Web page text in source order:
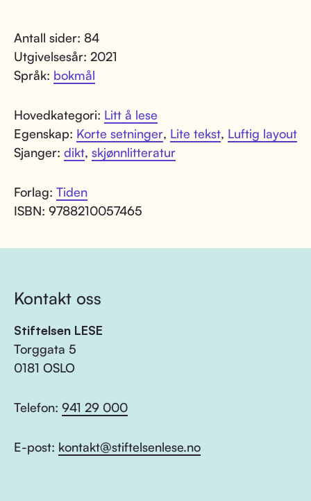
Antall sider: 84
Utgivelsesår: 2021
Språk: bokmål
Hovedkategori: Litt å lese
Egenskap: Korte setninger, Lite tekst, Luftig layout
Sjanger: dikt, skjønnlitteratur
Forlag: Tiden
ISBN: 9788210057465
Kontakt oss
Stiftelsen LESE
Torggata 5
0181 OSLO
Telefon: 941 29 000
E-post: kontakt@stiftelsenlese.no